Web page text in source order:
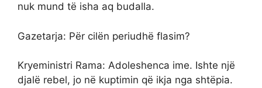
nuk mund të isha aq budalla.
Gazetarja: Për cilën periudhë flasim?
Kryeministri Rama: Adoleshenca ime. Ishte një
djalë rebel, jo në kuptimin që ikja nga shtëpia.